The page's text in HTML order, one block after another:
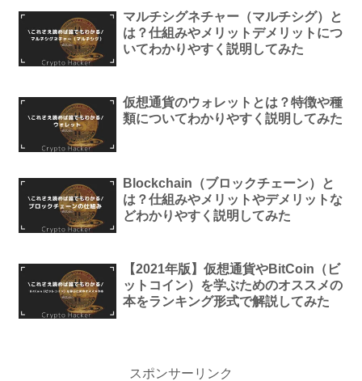
マルチシグネチャー（マルチシグ）と
は？仕組みやメリットデメリットにつ
いてわかりやすく説明してみた
仮想通貨のウォレットとは？特徴や種
類についてわかりやすく説明してみた
Blockchain（ブロックチェーン）と
は？仕組みやメリットやデメリットな
どわかりやすく説明してみた
【2021年版】仮想通貨やBitCoin（ビ
ットコイン）を学ぶためのオススメの
本をランキング形式で解説してみた
スポンサーリンク